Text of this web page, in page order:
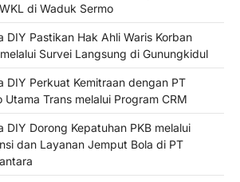
di Waduk Sermo
DIY Pastikan Hak Ahli Waris Korban
Survei Langsung di Gunungkidul
DIY Perkuat Kemitraan dengan PT
Utama Trans melalui Program CRM
DIY Dorong Kepatuhan PKB melalui
dan Layanan Jemput Bola di PT